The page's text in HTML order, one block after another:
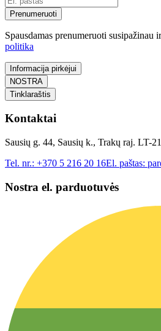
Prenumeruoti
Spausdamas prenumeruoti susipažinau
politika
Informacija pirkėjui
NOSTRA
Tinklaraštis
Kontaktai
Sausių g. 44, Sausių k., Trakų raj. LT-
Tel. nr.: +370 5 216 20 16El. paštas:
Nostra el. parduotuvės